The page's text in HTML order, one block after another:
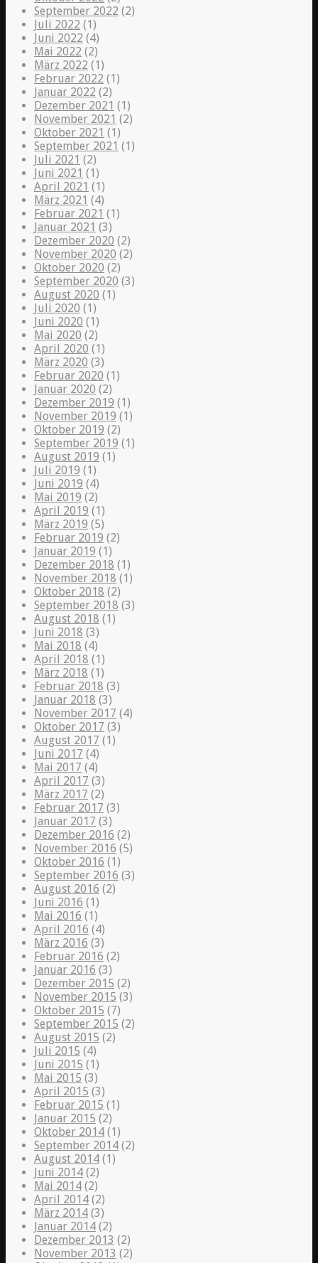
September 2022 (2)
Juli 2022 (1)
Juni 2022 (4)
Mai 2022 (2)
März 2022 (1)
Februar 2022 (1)
Januar 2022 (2)
Dezember 2021 (1)
November 2021 (2)
Oktober 2021 (1)
September 2021 (1)
Juli 2021 (2)
Juni 2021 (1)
April 2021 (1)
März 2021 (4)
Februar 2021 (1)
Januar 2021 (3)
Dezember 2020 (2)
November 2020 (2)
Oktober 2020 (2)
September 2020 (3)
August 2020 (1)
Juli 2020 (1)
Juni 2020 (1)
Mai 2020 (2)
April 2020 (1)
März 2020 (3)
Februar 2020 (1)
Januar 2020 (2)
Dezember 2019 (1)
November 2019 (1)
Oktober 2019 (2)
September 2019 (1)
August 2019 (1)
Juli 2019 (1)
Juni 2019 (4)
Mai 2019 (2)
April 2019 (1)
März 2019 (5)
Februar 2019 (2)
Januar 2019 (1)
Dezember 2018 (1)
November 2018 (1)
Oktober 2018 (2)
September 2018 (3)
August 2018 (1)
Juni 2018 (3)
Mai 2018 (4)
April 2018 (1)
März 2018 (1)
Februar 2018 (3)
Januar 2018 (3)
November 2017 (4)
Oktober 2017 (3)
August 2017 (1)
Juni 2017 (4)
Mai 2017 (4)
April 2017 (3)
März 2017 (2)
Februar 2017 (3)
Januar 2017 (3)
Dezember 2016 (2)
November 2016 (5)
Oktober 2016 (1)
September 2016 (3)
August 2016 (2)
Juni 2016 (1)
Mai 2016 (1)
April 2016 (4)
März 2016 (3)
Februar 2016 (2)
Januar 2016 (3)
Dezember 2015 (2)
November 2015 (3)
Oktober 2015 (7)
September 2015 (2)
August 2015 (2)
Juli 2015 (4)
Juni 2015 (1)
Mai 2015 (3)
April 2015 (3)
Februar 2015 (1)
Januar 2015 (2)
Oktober 2014 (1)
September 2014 (2)
August 2014 (1)
Juni 2014 (2)
Mai 2014 (2)
April 2014 (2)
März 2014 (3)
Januar 2014 (2)
Dezember 2013 (2)
November 2013 (2)